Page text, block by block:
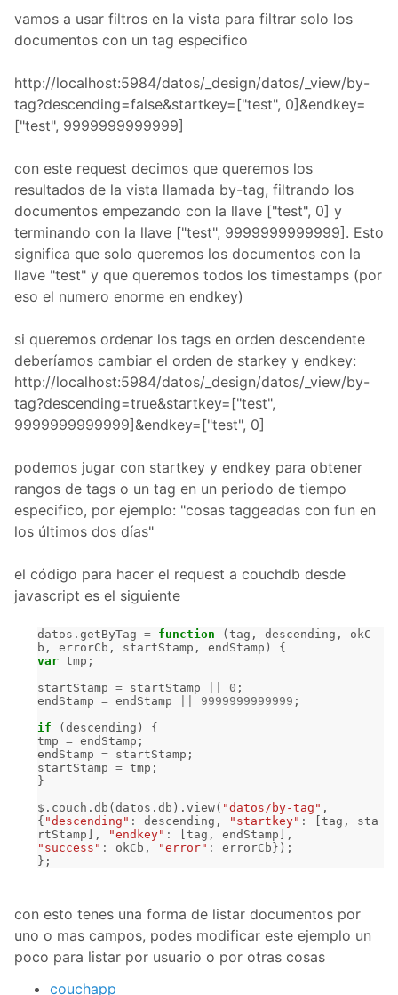
vamos a usar filtros en la vista para filtrar solo los
documentos con un tag especifico
http://localhost:5984/datos/_design/datos/_view/by-
tag?descending=false&startkey=["test", 0]&endkey=
["test", 9999999999999]
con este request decimos que queremos los
resultados de la vista llamada by-tag, filtrando los
documentos empezando con la llave ["test", 0] y
terminando con la llave ["test", 9999999999999]. Esto
significa que solo queremos los documentos con la
llave "test" y que queremos todos los timestamps (por
eso el numero enorme en endkey)
si queremos ordenar los tags en orden descendente
deberíamos cambiar el orden de starkey y endkey:
http://localhost:5984/datos/_design/datos/_view/by-
tag?descending=true&startkey=["test",
9999999999999]&endkey=["test", 0]
podemos jugar con startkey y endkey para obtener
rangos de tags o un tag en un periodo de tiempo
especifico, por ejemplo: "cosas taggeadas con fun en
los últimos dos días"
el código para hacer el request a couchdb desde
javascript es el siguiente
datos . getByTag = function ( tag , descending ,
okC
b , errorCb , startStamp , endStamp )
{
var tmp ;
startStamp = startStamp 0 ;
endStamp = endStamp 9999999999999 ;
if
( descending )
{
tmp = endStamp ;
endStamp = startStamp ;
startStamp = tmp ;
}
$ . couch . db ( datos . db ). view( "datos/by-tag" ,
{ "descending" : descending , "startkey" : tag ,
sta
rtStamp ], "endkey" : tag , endStamp ],
"success" : okCb , "error" : errorCb });
};
con esto tenes una forma de listar documentos por
uno o mas campos, podes modificar este ejemplo un
poco para listar por usuario o por otras cosas
couchapp